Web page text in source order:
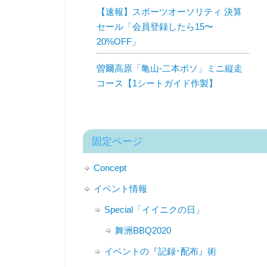
【速報】スポーツオーソリティ 決算
セール「会員登録したら15〜
20%OFF」
曽爾高原「亀山-二本ボソ」ミニ縦走
コース【1シートガイド作製】
固定ページ
Concept
イベント情報
Special「イイニクの日」
舞洲BBQ2020
イベントの『記録･配布』術